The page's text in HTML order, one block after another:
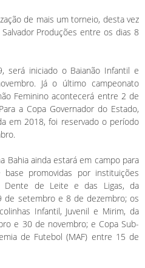
de mais um torneio, desta vez
Produções entre os dias 8
será iniciado o Baianão Infantil e
Já o último campeonato
Feminino acontecerá entre 2 de
a Copa Governador do Estado,
em 2018, foi reservado o período
Bahia ainda estará em campo para
promovidas por instituições
Dente de Leite e das Ligas, da
de setembro e 8 de dezembro; os
Infantil, Juvenil e Mirim, da
e 30 de novembro; e Copa Sub-
de Futebol (MAF) entre 15 de